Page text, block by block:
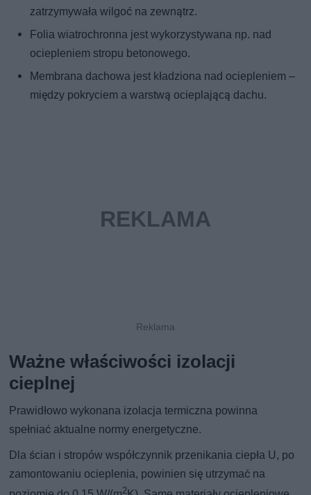
zatrzymywała wilgoć na zewnątrz.
Folia wiatrochronna jest wykorzystywana np. nad
ociepleniem stropu betonowego.
Membrana dachowa jest kładziona nad ociepleniem –
między pokryciem a warstwą ocieplającą dachu.
Ważne właściwości izolacji
cieplnej
Prawidłowo wykonana izolacja termiczna powinna
spełniać aktualne normy energetyczne.
Dla ścian i stropów współczynnik przenikania ciepła U, po
zamontowaniu ocieplenia, powinien się utrzymać na
2